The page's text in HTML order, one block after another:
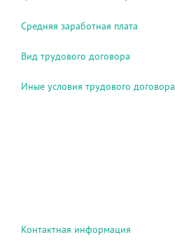
Средняя заработная плата
Вид трудового договора
Иные условия трудового договора
Контактная информация